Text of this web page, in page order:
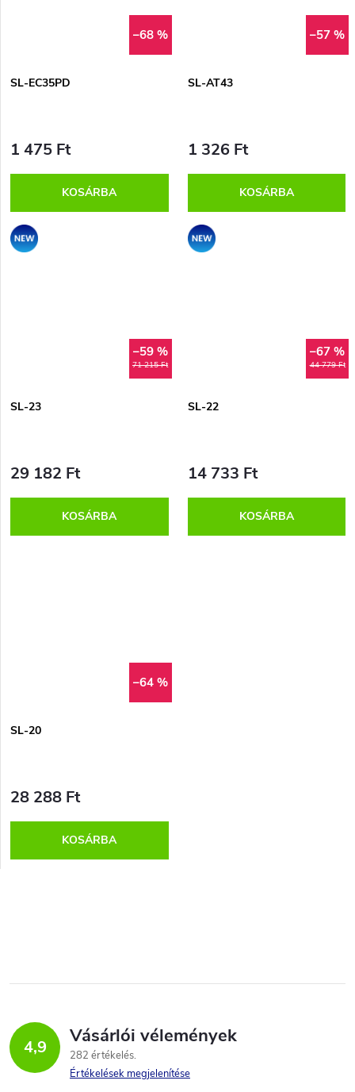
–68 %
SL-EC35PD
1 475 Ft
KOSÁRBA
–57 %
SL-AT43
1 326 Ft
KOSÁRBA
Akció
71 215 Ft
–59 %
SL-23
29 182 Ft
KOSÁRBA
Akció
44 779 Ft
–67 %
SL-22
14 733 Ft
KOSÁRBA
–64 %
SL-20
28 288 Ft
KOSÁRBA
s
a
i
4,9 Vásárlói vélemények
282 értékelés
Értékelések megjelenítése